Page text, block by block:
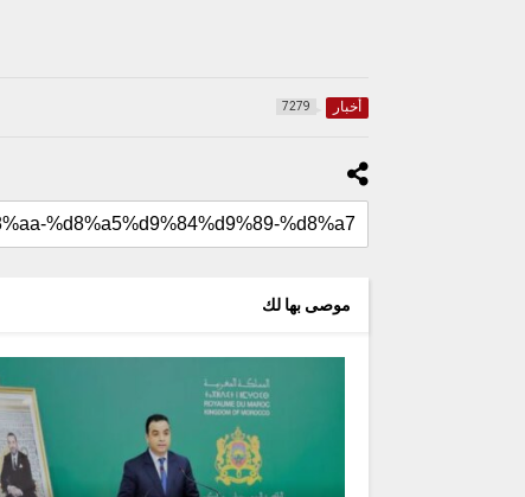
أخبار 7279
موصى بها لك